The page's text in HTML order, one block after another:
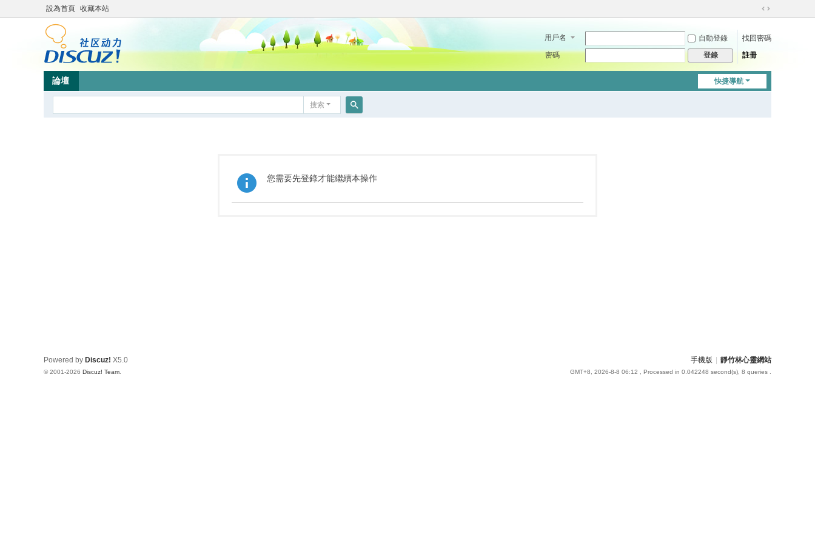
設為首頁 收藏本站
切
到
用戶名 自動登錄
找回密碼
密碼
登錄 註冊
快捷導航
論壇
搜索
您需要先登錄才能繼續本操作
手機版 靜竹林心靈網站
GMT+8, 2026-8-8 06:12 , Processed in 0.042248 second(s), 8 queries .
Powered by Discuz! X5.0
© 2001-2026 Discuz! Team